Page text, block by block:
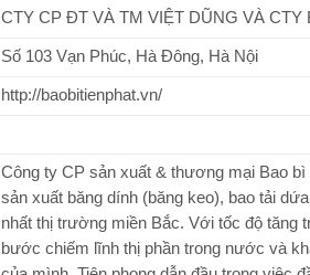
CTY CP ĐT VÀ TM VIỆT DŨNG VÀ CTY
Số 103 Vạn Phúc, Hà Đông, Hà Nội
http://baobitienphat.vn/
Công ty CP sản xuất & thương mại Bao
sản xuất băng dính (băng keo), bao tải
nhất thị trường miền Bắc. Với tốc độ tăng
bước chiếm lĩnh thị phần trong nước và